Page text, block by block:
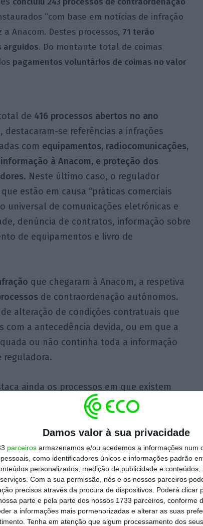
Damos valor à sua privacidade
parceiros armazenamos e/ou acedemos a informações num
como identificadores únicos e informações padrão
personalizados, medição de publicidade e
Com a sua permissão, nós e os nossos parceiros
precisos através da procura de dispositivos. Poderá clicar
parte e pela parte dos nossos 1733 parceiros, conforme
a informações mais pormenorizadas e alterar as suas
Tenha em atenção que algum processamento dos
“com base em notícias de infração
Anacom. Destes processos, 71 terão
arguidos. Do montante total de coimas
pagamentos voluntários de coimas no valor
de 416 processos abertos no ano
, destacaram-se referências a infrações
com equipamentos, radiocomunicações,
à Anacom, e proteção dos
. Neste último caso, o regulador
estão em causa “práticas comerciais
universal de comunicações eletrónicas e
denúncia de contratos, informação sobre
de equipamentos e livro de
que chegaram à Anacom, a respetiva
de contraordenação autónomos.
alteração de condições contratuais que
com a antecedência devida, ou em que a
ou não continha toda a informação
reguladora.
ainda os processos em que existem
de incumprimento da deliberação da Anacom
procedimentos exigíveis para a cessação de
relativos à oferta de redes públicas ou
comunicações eletrónicas, bem como os
à adoção de práticas comerciais desleais no
ao regime de instalação de
edifícios fecham oranking.
Anacom surge poucos dias depois desta